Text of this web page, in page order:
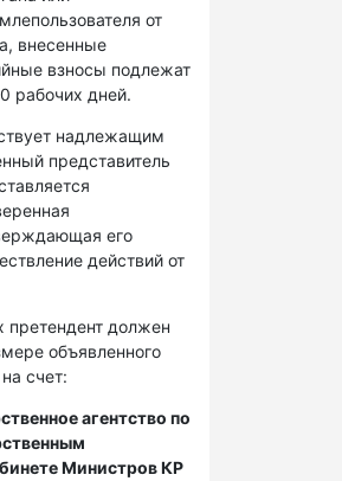
от
внесенные
взносы подлежат
рабочих дней.
надлежащим
представитель
его
действий от
претендент должен
объявленного
счет:
агентство по
Министров КР